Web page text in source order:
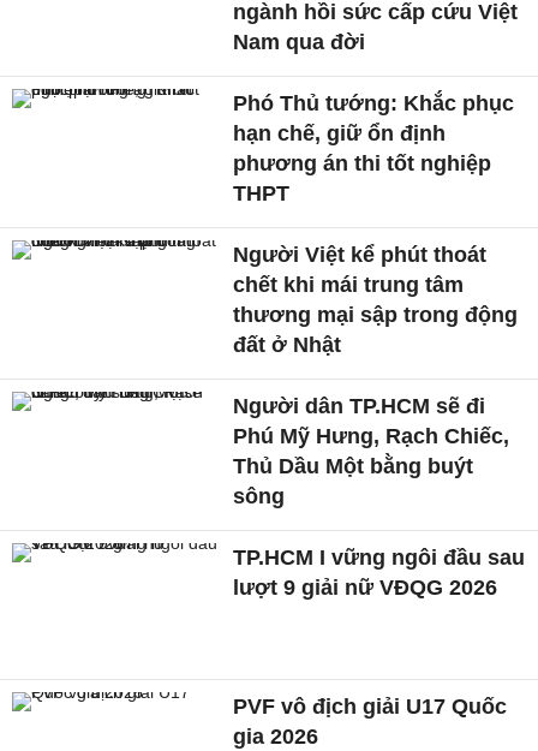
ngành hồi sức cấp cứu Việt
Nam qua đời
Phó Thủ tướng: Khắc phục
hạn chế, giữ ổn định
phương án thi tốt nghiệp
THPT
Người Việt kể phút thoát
chết khi mái trung tâm
thương mại sập trong động
đất ở Nhật
Người dân TP.HCM sẽ đi
Phú Mỹ Hưng, Rạch Chiếc,
Thủ Dầu Một bằng buýt
sông
TP.HCM I vững ngôi đầu sau
lượt 9 giải nữ VĐQG 2026
PVF vô địch giải U17 Quốc
gia 2026